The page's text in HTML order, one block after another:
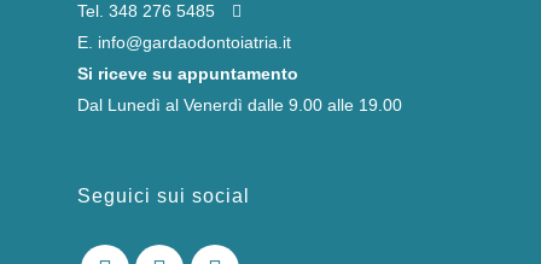
Tel. 348 276 5485
E. info@gardaodontoiatria.it
Si riceve su appuntamento
Dal Lunedì al Venerdì dalle 9.00 alle 19.00
Seguici sui social